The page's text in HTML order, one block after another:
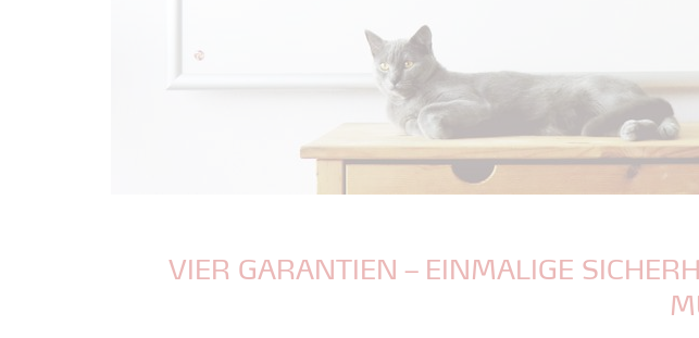
VIER GARANTIEN – EINMALIGE